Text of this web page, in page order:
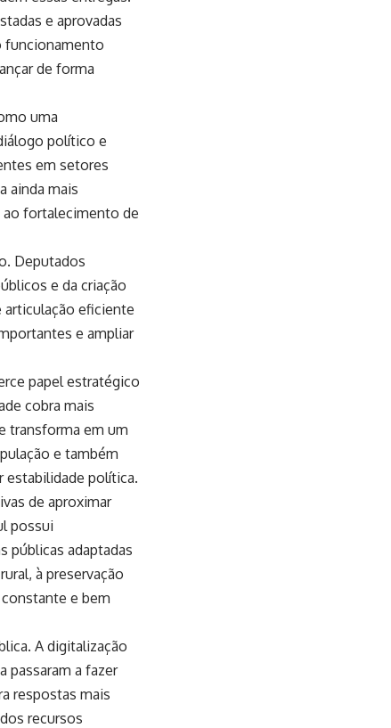
e aprovadas
funcionamento
de forma
uma
político e
em setores
ainda mais
ao fortalecimento de
Deputados
e da criação
eficiente
e ampliar
papel estratégico
cobra mais
transforma em um
e também
estabilidade política.
de aproximar
possui
públicas adaptadas
à preservação
e bem
A digitalização
passaram a fazer
respostas mais
recursos